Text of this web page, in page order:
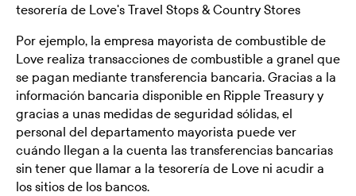
tesorería de Love's Travel Stops & Country Stores
Por ejemplo, la empresa mayorista de combustible de
Love realiza transacciones de combustible a granel que
se pagan mediante transferencia bancaria. Gracias a la
información bancaria disponible en Ripple Treasury y
gracias a unas medidas de seguridad sólidas, el
personal del departamento mayorista puede ver
cuándo llegan a la cuenta las transferencias bancarias
sin tener que llamar a la tesorería de Love ni acudir a
los sitios de los bancos.